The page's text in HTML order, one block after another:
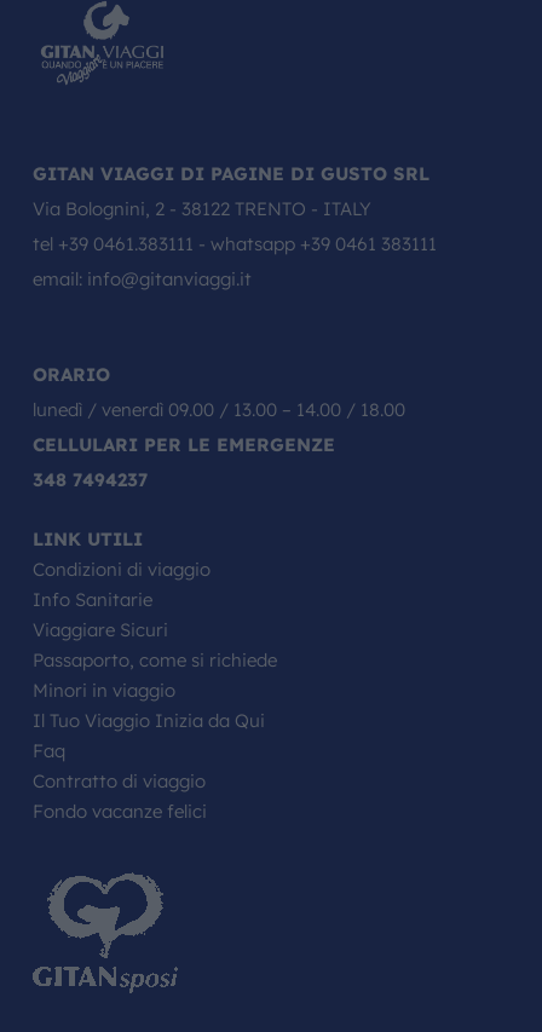
GITAN VIAGGI DI PAGINE DI GUSTO SRL
Via Bolognini, 2 - 38122 TRENTO - ITALY
tel +39 0461.383111 - whatsapp +39 0461 383111
email: info@gitanviaggi.it
ORARIO
lunedì / venerdì 09.00 / 13.00 – 14.00 / 18.00
CELLULARI PER LE EMERGENZE
348 7494237
LINK UTILI
Condizioni di viaggio
Info Sanitarie
Viaggiare Sicuri
Passaporto, come si richiede
Minori in viaggio
Il Tuo Viaggio Inizia da Qui
Faq
Contratto di viaggio
Fondo vacanze felici